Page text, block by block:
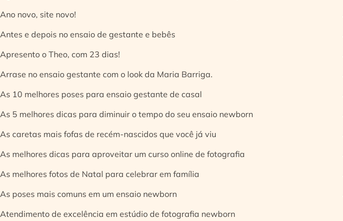
Ano novo, site novo!
Antes e depois no ensaio de gestante e bebês
Apresento o Theo, com 23 dias!
Arrase no ensaio gestante com o look da Maria Barriga.
As 10 melhores poses para ensaio gestante de casal
As 5 melhores dicas para diminuir o tempo do seu ensaio newborn
As caretas mais fofas de recém-nascidos que você já viu
As melhores dicas para aproveitar um curso online de fotografia
As melhores fotos de Natal para celebrar em família
As poses mais comuns em um ensaio newborn
Atendimento de excelência em estúdio de fotografia newborn